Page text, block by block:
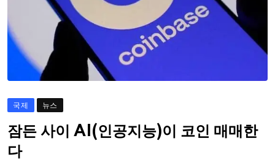
국제 뉴스
잠든 사이 AI(인공지능)이 코인 매매한
다